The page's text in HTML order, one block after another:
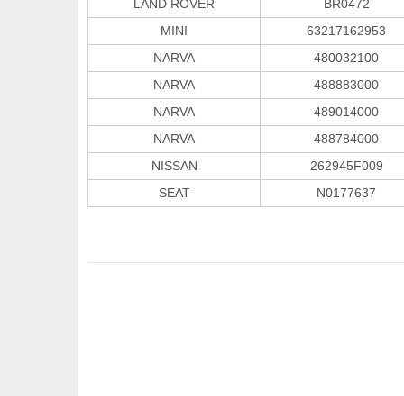
LAND ROVER
BR0472
MINI
63217162953
NARVA
480032100
NARVA
488883000
NARVA
489014000
NARVA
488784000
NISSAN
262945F009
SEAT
N0177637